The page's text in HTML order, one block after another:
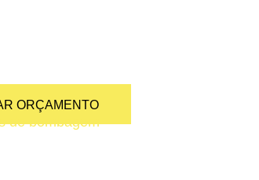
ORÇAMENTO
de bombagem